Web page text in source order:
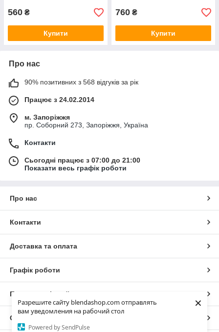
Разрешите сайту blendashop.com отправлять
вам уведомления на рабочий стол
Powered by SendPulse
×
560 ₴
Купити
760 ₴
Купити
Про нас
90% позитивних з 568 відгуків за рік
Працює з 24.02.2014
м. Запоріжжя
пр. Соборний 273, Запоріжжя, Україна
Контакти
Сьогодні працює з 07:00 до 21:00
Показати весь графік роботи
Про нас
Контакти
Доставка та оплата
Графік роботи
Повна версія сайту
Сайт створено на маркетплейсі